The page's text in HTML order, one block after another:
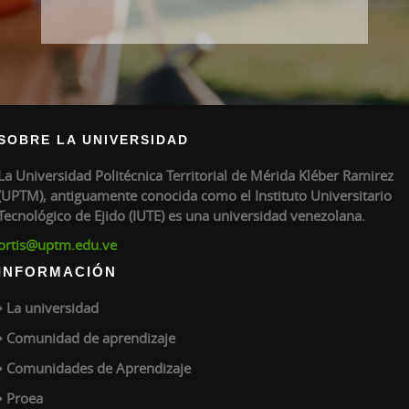
LA UNIVERSIDAD
Universidad Politécnica Territorial de Mérida Kléber Ramirez
antiguamente conocida como el Instituto Universitario
de Ejido (IUTE) es una universidad venezolana.
La universidad
Comunidad de aprendizaje
Comunidades de Aprendizaje
Proea